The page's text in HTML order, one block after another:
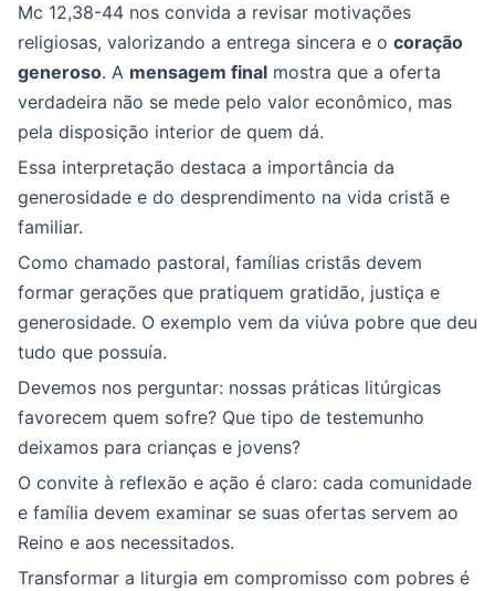
Mc 12,38-44 nos convida a revisar motivações
religiosas, valorizando a entrega sincera e o coração
generoso. A mensagem final mostra que a oferta
verdadeira não se mede pelo valor econômico, mas
pela disposição interior de quem dá.
Essa interpretação destaca a importância da
generosidade e do desprendimento na vida cristã e
familiar.
Como chamado pastoral, famílias cristãs devem
formar gerações que pratiquem gratidão, justiça e
generosidade. O exemplo vem da viúva pobre que deu
tudo que possuía.
Devemos nos perguntar: nossas práticas litúrgicas
favorecem quem sofre? Que tipo de testemunho
deixamos para crianças e jovens?
O convite à reflexão e ação é claro: cada comunidade
e família devem examinar se suas ofertas servem ao
Reino e aos necessitados.
Transformar a liturgia em compromisso com pobres é